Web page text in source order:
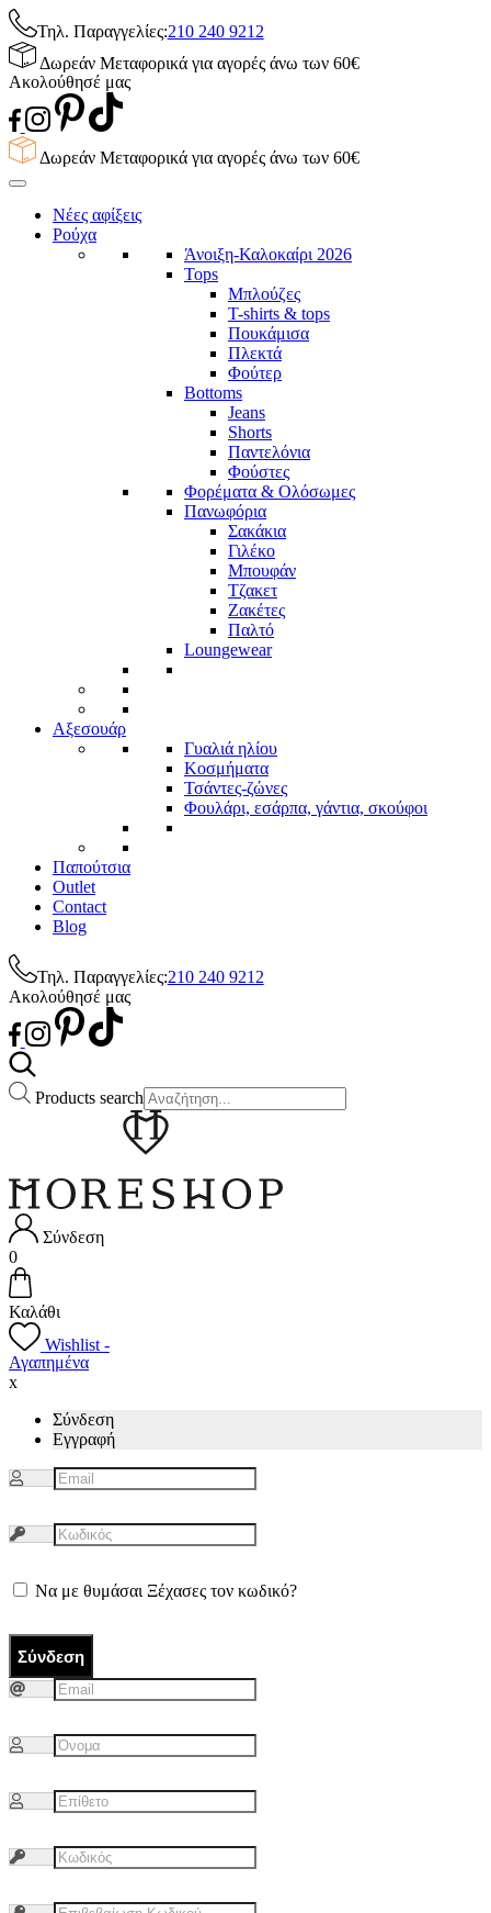
Τηλ. Παραγγελίες:210 240 9212
Δωρεάν Μεταφορικά για αγορές άνω των 60€
Ακολούθησέ μας
Δωρεάν Μεταφορικά για αγορές άνω των 60€
Νέες αφίξεις
Ρούχα
Άνοιξη-Καλοκαίρι 2026
Tops
Μπλούζες
T-shirts & tops
Πουκάμισα
Πλεκτά
Φούτερ
Bottoms
Jeans
Shorts
Παντελόνια
Φούστες
Φορέματα & Ολόσωμες
Πανωφόρια
Σακάκια
Γιλέκο
Μπουφάν
Τζακετ
Ζακέτες
Παλτό
Loungewear
Αξεσουάρ
Γυαλιά ηλίου
Κοσμήματα
Τσάντες-ζώνες
Φουλάρι, εσάρπα, γάντια, σκούφοι
Παπούτσια
Outlet
Contact
Blog
Τηλ. Παραγγελίες:210 240 9212
Ακολούθησέ μας
Products search
Σύνδεση
0
Καλάθι
Wishlist -
Αγαπημένα
x
Σύνδεση
Εγγραφή
Να με θυμάσαι Ξέχασες τον κωδικό?
Σύνδεση